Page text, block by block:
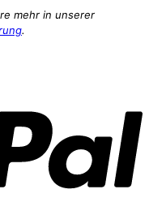
mehr in unserer
.